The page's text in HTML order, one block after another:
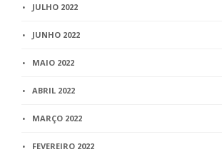
JULHO 2022
JUNHO 2022
MAIO 2022
ABRIL 2022
MARÇO 2022
FEVEREIRO 2022